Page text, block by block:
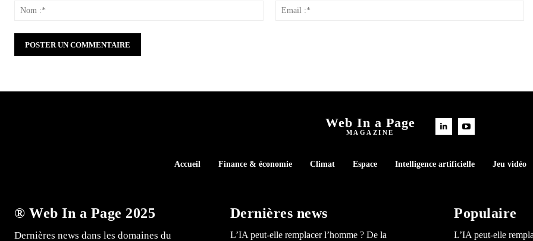
Web In a Page
MAGAZINE
Accueil Finance & économie Climat Espace Intelligence artificielle Jeu vidéo
® Web In a Page 2025
Dernières news dans les domaines du
Dernières news
L’IA peut-elle remplacer l’homme ? De la
Populaire
L’IA peut-elle